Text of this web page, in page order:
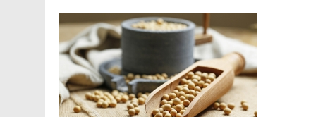
Link